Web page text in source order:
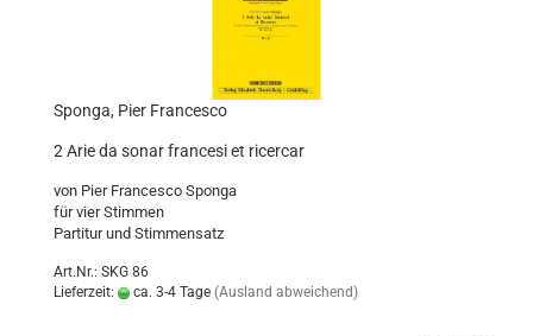
Sponga, Pier Francesco
2 Arie da sonar francesi et ricercar
von Pier Francesco Sponga
für vier Stimmen
Partitur und Stimmensatz
Art.Nr.: SKG 86
Lieferzeit:
ca. 3-4 Tage (Ausland abweichend)